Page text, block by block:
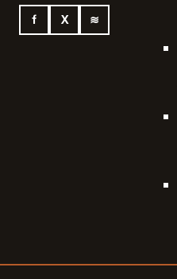
f X ≋